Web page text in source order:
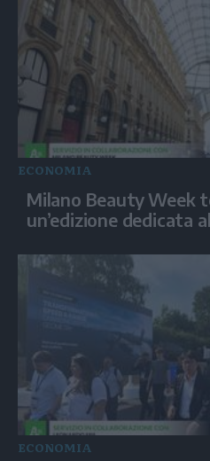
ECONOMIA
Milano Beauty Week
un’edizione dedicata
ECONOMIA